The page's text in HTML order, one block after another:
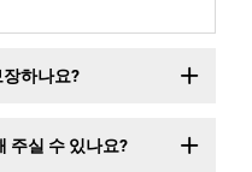
하나요?
주실 수 있나요?